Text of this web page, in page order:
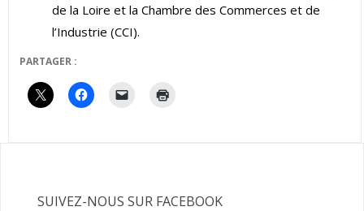
de la Loire et la Chambre des Commerces et de
l’Industrie (CCI).
PARTAGER :
SUIVEZ-NOUS SUR FACEBOOK